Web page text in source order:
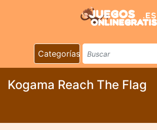
Categorías
Kogama Reach The Flag